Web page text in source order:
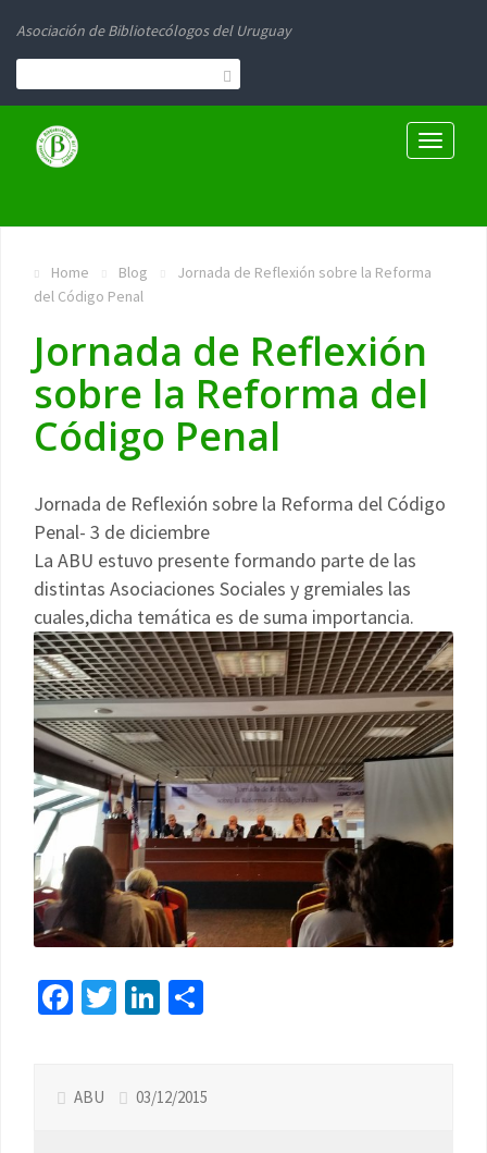
Asociación de Bibliotecólogos del Uruguay
Toggle
Home Blog
Jornada de Reflexión sobre la Reforma
del Código Penal
Jornada de Reflexión
sobre la Reforma del
Código Penal
Jornada de Reflexión sobre la Reforma del Código
Penal- 3 de diciembre
La ABU estuvo presente formando parte de las
distintas Asociaciones Sociales y gremiales las
cuales,dicha temática es de suma importancia.
Facebook
TwitterLinkedIn
ABU 03/12/2015